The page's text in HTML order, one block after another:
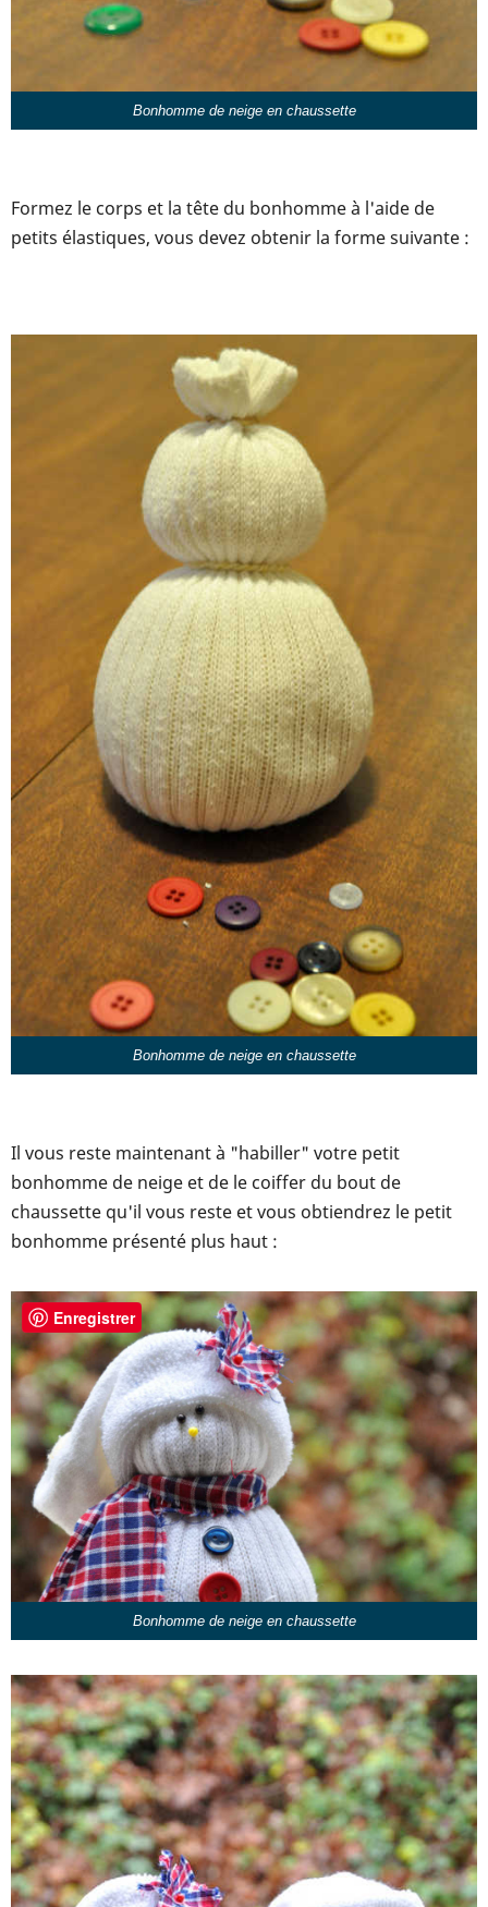
Bonhomme de neige en chaussette
Formez le corps et la tête du bonhomme à l'aide de
petits élastiques, vous devez obtenir la forme suivante :
Bonhomme de neige en chaussette
Il vous reste maintenant à "habiller" votre petit
bonhomme de neige et de le coiffer du bout de
chaussette qu'il vous reste et vous obtiendrez le petit
bonhomme présenté plus haut :
Bonhomme de neige en chaussette
Enregistrer